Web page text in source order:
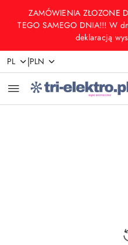
Przejdź do treści
Przejdź do
Przejdź do moje konto
Przejdź do menu
Przejdź do opisu
Przejdź do stopki
ZAMÓWIENIA ZŁOZONE
TEGO SAMEGO DNIA!!! W
deklaracją
PL |PLN